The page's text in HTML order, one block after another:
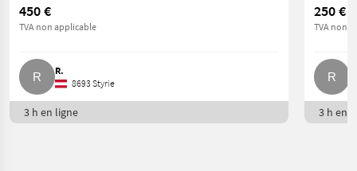
450 €
TVA non applicable
R.
8693 Styrie
3 h en ligne
250 €
TVA non
3 h en